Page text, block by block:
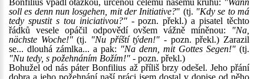
Bonfilius vpadl otázkou, určenou celému našemu kruhu: "Wann
soll es denn nun losgehen, mit der Initiative?" (tj. "Kdy se to má
tedy spustit s tou iniciativou?"- pozn. překl.) a pisatel těchto
řádků vesele opáčil odpovědí ovšem vážně míněnou:
"Na,
nächste Woche!"(tj. "Nu příští týden!" - pozn. překl.) Zarazil
se... dlouhá zámlka... a pak: "Na denn, mit Gottes Segen!" (tj.
"Nu tedy, s požehnáním Božím!" - pozn. překl.)
Bohužel od nás páter Bonfilius až příliš brzy odešel. Jeho přání
dobra a jeho požehnání naší práci jsem dostal v dopise od něho